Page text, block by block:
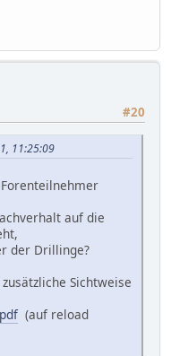
#20
11:25:09
auf die
der Drillinge?
Sichtweise
(auf reload